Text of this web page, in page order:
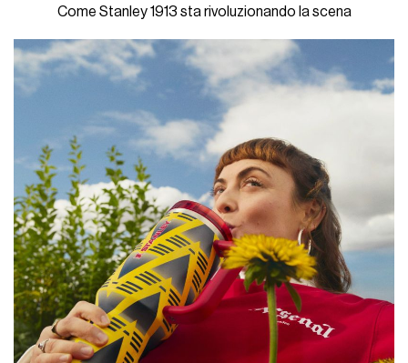
Come Stanley 1913 sta rivoluzionando la scena